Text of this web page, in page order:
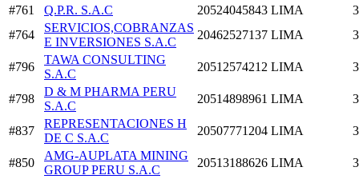
#761 Q.P.R. S.A.C 20524045843 LIMA
#764
SERVICIOS,COBRANZAS
E INVERSIONES S.A.C
20462527137 LIMA
#796
TAWA CONSULTING
S.A.C
20512574212 LIMA
#798
D & M PHARMA PERU
S.A.C
20514898961 LIMA
#837
REPRESENTACIONES H
DE C S.A.C
20507771204 LIMA
#850
AMG-AUPLATA MINING
GROUP PERU S.A.C
20513188626 LIMA